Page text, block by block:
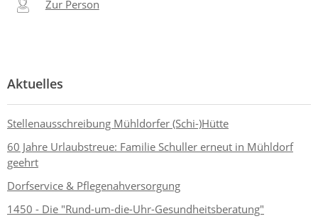
Zur Person
Aktuelles
Stellenausschreibung Mühldorfer (Schi-)Hütte
60 Jahre Urlaubstreue: Familie Schuller erneut in Mühldorf
geehrt
Dorfservice & Pflegenahversorgung
1450 - Die "Rund-um-die-Uhr-Gesundheitsberatung"